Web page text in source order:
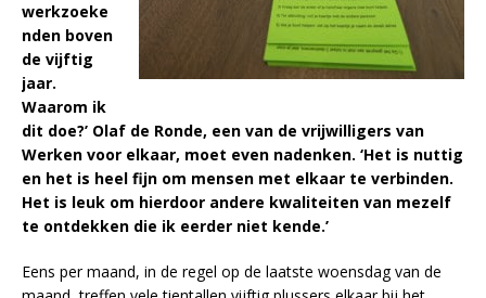
werkzoeke
nden boven
de vijftig
jaar.
Waarom ik
dit doe?’ Olaf de Ronde, een van de vrijwilligers van
Werken voor elkaar, moet even nadenken. ‘Het is nuttig
en het is heel fijn om mensen met elkaar te verbinden.
Het is leuk om hierdoor andere kwaliteiten van mezelf
te ontdekken die ik eerder niet kende.’
Eens per maand, in de regel op de laatste woensdag van de